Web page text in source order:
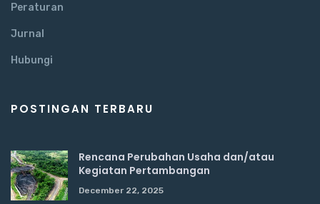
Peraturan
Jurnal
Hubungi
POSTINGAN TERBARU
Rencana Perubahan Usaha dan/atau
Kegiatan Pertambangan
December 22, 2025